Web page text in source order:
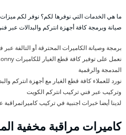
ما هي الخدمات التي نوفرها لكم؟ نوفر لكم
صيانة وبرمجة كافة أجهزة انتركم والبدالات عبر
برمجة وصيانة الكاميرات المحترقة أو التالفة
المدمجة والرقمية
نورد للعملاء كافة قطع الغيار مع أجهزة انتركم
وتركيب عبر فني تركيب انتركم الكويت
لدينا أيضا خبرات اجنبية في تركيب
كاميرات مراقبة مخفية